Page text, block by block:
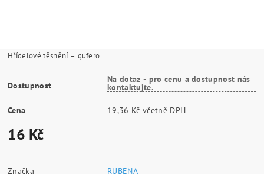
Hřídelové těsnění – gufero.
Dostupnost
Na dotaz - pro cenu a dostupnost nás
kontaktujte.
Cena 19,36 Kč včetně DPH
16 Kč
Značka
RUBENA